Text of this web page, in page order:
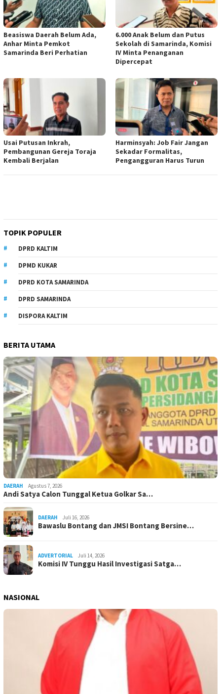
Beasiswa Daerah Belum Ada,
Anhar Minta Pemkot
Samarinda Beri Perhatian
6.000 Anak Belum dan Putus
Sekolah di Samarinda, Komisi
IV Minta Penanganan
Dipercepat
Usai Putusan Inkrah,
Pembangunan Gereja Toraja
Kembali Berjalan
Harminsyah: Job Fair Jangan
Sekadar Formalitas,
Pengangguran Harus Turun
TOPIK POPULER
DPRD KALTIM
DPMD KUKAR
DPRD KOTA SAMARINDA
DPRD SAMARINDA
DISPORA KALTIM
BERITA UTAMA
DAERAH Agustus 7, 2026
Andi Satya Calon Tunggal Ketua Golkar Sa…
DAERAH Juli 16, 2026
Bawaslu Bontang dan JMSI Bontang Bersine…
ADVERTORIAL Juli 14, 2026
Komisi IV Tunggu Hasil Investigasi Satga…
NASIONAL